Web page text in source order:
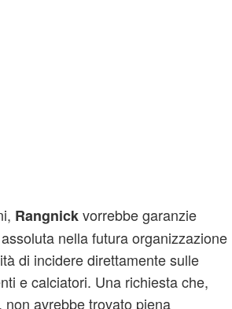
Rangnickvorrebbe garanzie
nella futura organizzazione
di incidere direttamente sulle
e calciatori. Una richiesta che,
avrebbe trovato piena